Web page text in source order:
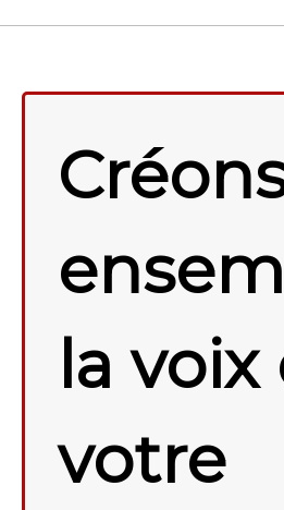
la
votre